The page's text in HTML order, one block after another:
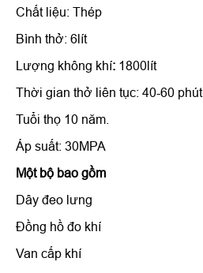
Chất liệu: Thép
Bình thở: 6lít
Lượng không khí: 1800lít
Thời gian thở liên tục: 40-60 phút
Tuổi thọ 10 năm.
Áp suất: 30MPA
Một bộ bao gồm
Dây đeo lưng
Đồng hồ đo khí
Van cấp khí